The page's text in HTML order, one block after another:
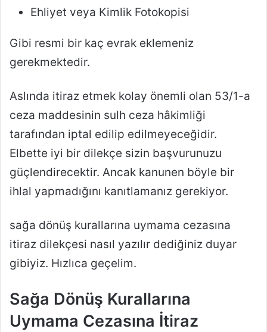
Ehliyet veya Kimlik Fotokopisi
Gibi resmi bir kaç evrak eklemeniz
gerekmektedir.
Aslında itiraz etmek kolay önemli olan 53/1-a
ceza maddesinin sulh ceza hâkimliği
tarafından iptal edilip edilmeyeceğidir.
Elbette iyi bir dilekçe sizin başvurunuzu
güçlendirecektir. Ancak kanunen böyle bir
ihlal yapmadığını kanıtlamanız gerekiyor.
sağa dönüş kurallarına uymama cezasına
itiraz dilekçesi nasıl yazılır dediğiniz duyar
gibiyiz. Hızlıca geçelim.
Sağa Dönüş Kurallarına
Uymama Cezasına İtiraz